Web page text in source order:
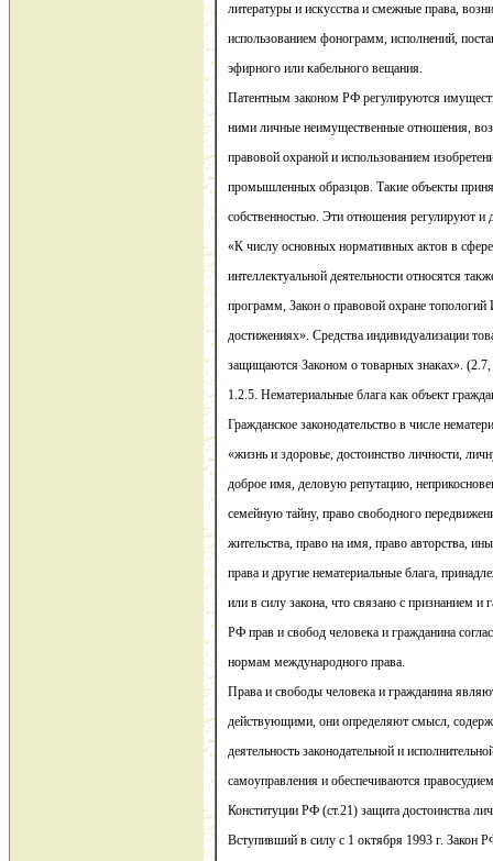
литературы и искусства и смежные права,
использованием фонограмм, исполнений,
эфирного или кабельного вещания.
Патентным законом РФ регулируются
ними личные неимущественные отношения,
правовой охраной и использованием
промышленных образцов. Такие объекты
собственностью. Эти отношения регулируют и
«К числу основных нормативных актов в
интеллектуальной деятельности относятся
программ, Закон о правовой охране
достижениях». Средства индивидуализации
защищаются Законом о товарных знаках».
1.2.5. Нематериальные блага как объект
Гражданское законодательство в числе
«жизнь и здоровье, достоинство личности,
доброе имя, деловую репутацию,
семейную тайну, право свободного
жительства, право на имя, право авторства,
права и другие нематериальные блага,
или в силу закона, что связано с признанием и
РФ прав и свобод человека и гражданина
нормам международного права.
Права и свободы человека и гражданина
действующими, они определяют смысл,
деятельность законодательной и
самоуправления и обеспечиваются
Конституции РФ (ст.21) защита достоинства
Вступивший в силу с 1 октября 1993 г. Закон